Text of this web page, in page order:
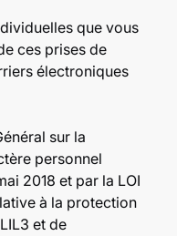
que vous
ces prises de
électroniques
sur la
personnel
2018 et par la LOI
à la protection
et de